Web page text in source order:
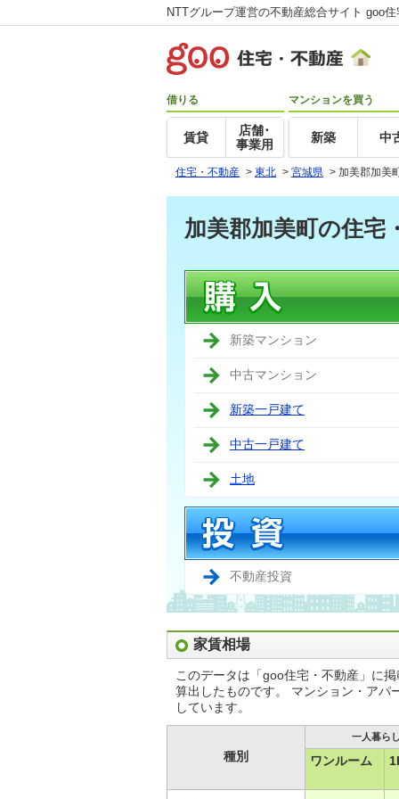
NTTグループ運営の不動産総合サイト goo
借りる
賃貸
店舗･
事業用
マンションを買う
新築 中
住宅・不動産 > 東北 > 宮城県 > 加美郡加美
加美郡加美町の住宅
新築マンション
中古マンション
新築一戸建て
中古一戸建て
土地
不動産投資
家賃相場
このデータは「goo住宅・不動産」に
算出したものです。 マンション・アパ
しています。
種別
一人暮ら
ワンルーム